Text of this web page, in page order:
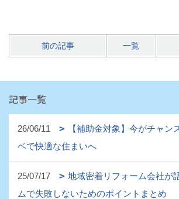
前の記事 一覧
記事一覧
26/06/11
【補助金対象】今がチャン
ベで快適な住まいへ
25/07/17
地域密着リフォーム会社が
ムで失敗しないためのポイントまとめ